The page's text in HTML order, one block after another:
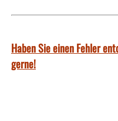
Haben Sie einen Fehler
gerne!